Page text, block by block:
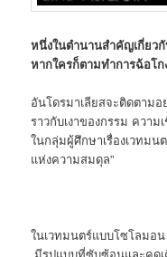
หนึ่งในตำนานสำคัญเกี่ยว
หากใครก็ตามทำการฉ้อโ
อันโดรมาเลียสจะติดตามอ
ราวกับเงาของกรรม ควา
ในกลุ่มผู้ศึกษาเรื่องเวทมน
แห่งความสมดุล”
ในเวทมนตร์แบบโซโลมอ